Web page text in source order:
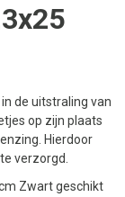
de uitstraling van
op zijn plaats
Hierdoor
verzorgd.
Zwart geschikt